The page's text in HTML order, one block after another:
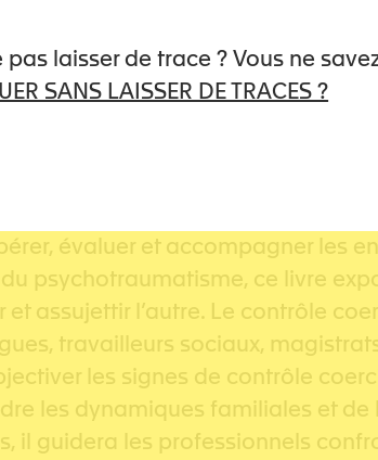
pas laisser de trace ? Vous ne
SANS LAISSER DE TRACES ?
es geschafft hat, sich zu
werden:
évaluer et accompagner les
psychotraumatisme, ce livre
assujettir l’autre. Le contrôle
travailleurs sociaux,
les signes de contrôle
les dynamiques familiales et
il guidera les professionnels